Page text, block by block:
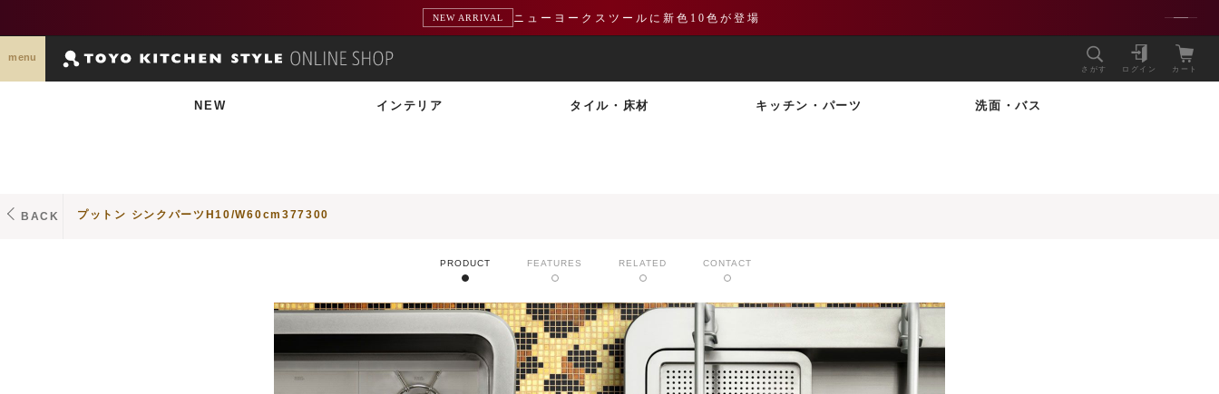
NEW ARRIVAL ニューヨークスツールに新色10色が登場
menu
さがす ログイン カート
NEW インテリア タイル・床材 キッチン・パーツ 洗面・バス
BACK プットン シンクパーツH10/W60cm377300
PRODUCT FEATURES RELATED CONTACT